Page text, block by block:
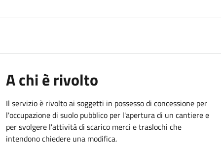
A chi è rivolto
Il servizio è rivolto ai soggetti in possesso di concessione per
l'occupazione di suolo pubblico per l'apertura di un cantiere e
per svolgere l'attività di scarico merci e traslochi che
intendono chiedere una modifica.